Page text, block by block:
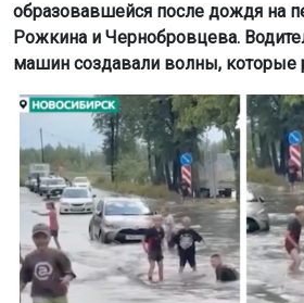
образовавшейся после дождя на
Рожкина и Чернобровцева.
машин создавали волны, которые